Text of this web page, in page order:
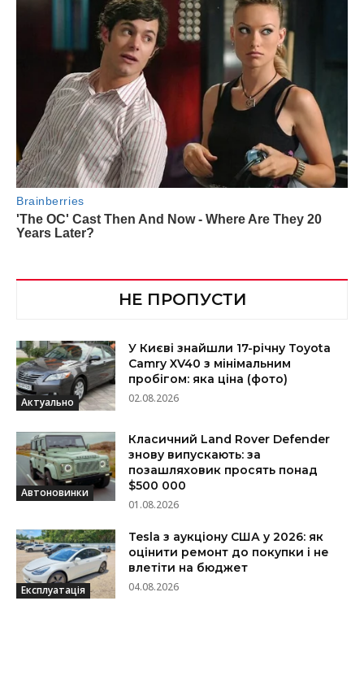
НЕ ПРОПУСТИ
Актуально
У Києві знайшли 17-річну Toyota
Camry XV40 з мінімальним
пробігом: яка ціна (фото)
02.08.2026
Автоновинки
Класичний Land Rover Defender
знову випускають: за
позашляховик просять понад
$500 000
01.08.2026
Експлуатація
Tesla з аукціону США у 2026: як
оцінити ремонт до покупки і не
влетіти на бюджет
04.08.2026